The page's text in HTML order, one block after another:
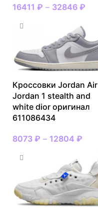
16411 ₽ – 32846 ₽
Кроссовки Jordan Air
Jordan 1 stealth and
white dior оригинал
611086434
8073 ₽ – 12804 ₽